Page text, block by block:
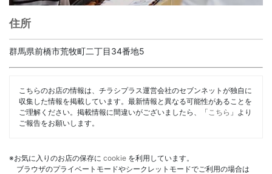
住所
群馬県前橋市荒牧町二丁目34番地5
こちらのお店の情報は、チラシプラス運営会社のセブンネットが独自に
収集した情報を掲載しています。最新情報と異なる可能性があることを
ご理解ください。掲載情報に間違いがございましたら、「 こちら 」より
ご報告をお願いします。
※お気に入りのお店の保存に cookie を利用しています。
ブラウザのプライベートモードやシークレットモードでご利用の場合は